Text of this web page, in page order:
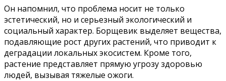
Он напомнил, что проблема носит не только
эстетический, но и серьезный экологический и
социальный характер. Борщевик выделяет вещества,
подавляющие рост других растений, что приводит к
деградации локальных экосистем. Кроме того,
растение представляет прямую угрозу здоровью
людей, вызывая тяжелые ожоги.